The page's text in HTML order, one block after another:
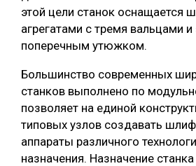
этой цели станок оснащается
агрегатами с тремя вальцами
поперечным утюжком.
Большинство современных
станков выполнено по
позволяет на единой
типовых узлов создавать
аппараты различного
назначения. Назначение